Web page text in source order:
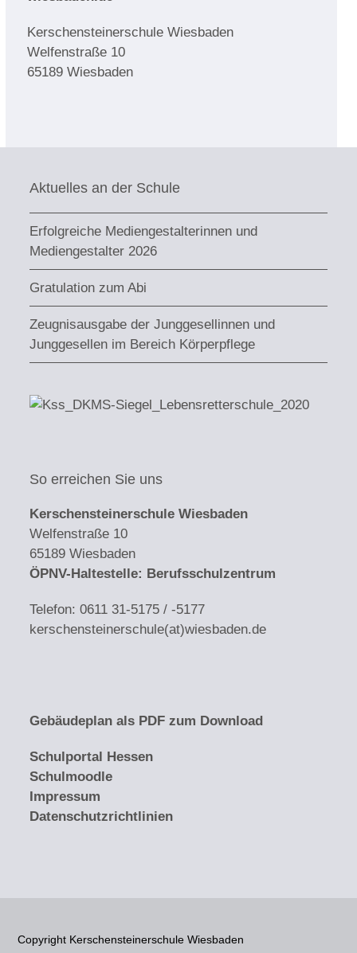
Kerschensteinerschule Wiesbaden
Welfenstraße 10
65189 Wiesbaden
Aktuelles an der Schule
Erfolgreiche Mediengestalterinnen und
Mediengestalter 2026
Gratulation zum Abi
Zeugnisausgabe der Junggesellinnen und
Junggesellen im Bereich Körperpflege
So erreichen Sie uns
Kerschensteinerschule Wiesbaden
Welfenstraße 10
65189 Wiesbaden
ÖPNV-Haltestelle: Berufsschulzentrum
Telefon: 0611 31-5175 / -5177
kerschensteinerschule(at)wiesbaden.de
Gebäudeplan als PDF zum Download
Schulportal Hessen
Schulmoodle
Impressum
Datenschutzrichtlinien
Copyright Kerschensteinerschule Wiesbaden